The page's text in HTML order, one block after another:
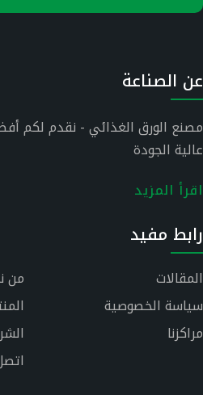
عن الصناعة
مصنع الورق الغذائي - نقدم لكم
عالية الجودة
اقرأ المزيد
رابط مفيد
من
المقالات
سياسة الخصوصية
مراكزنا